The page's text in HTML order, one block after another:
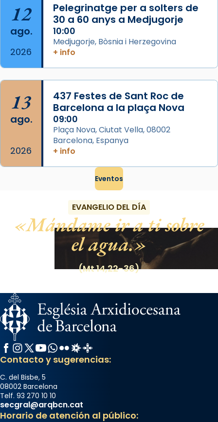
Foto
View on Facebook ·
12
ago.
2026
Pelegrinatge per a solters de
30 a 60 anys a Medjugorje
10:00
Medjugorje, Bòsnia i Herzegovina
+ info
13
ago.
2026
437 Festes de Sant Roc de
Barcelona a la plaça Nova
09:00
Plaça Nova, Ciutat Vella, 08002
Barcelona, Espanya
+ info
Eventos
EVANGELIO DEL DÍA
Mándame ir a ti sobre
el agua.
(Mt 14,22-36)
Facebook
Instagram
X / Twitter
YouTube
WhatsApp
FlickrRadio Estel
Catalunya Cristiana
Contacto y sugerencias:
C. del Bisbe, 5
08002 Barcelona
Telf. 93 270 10 10
secgral@arqbcn.cat
Horario de atención al público: